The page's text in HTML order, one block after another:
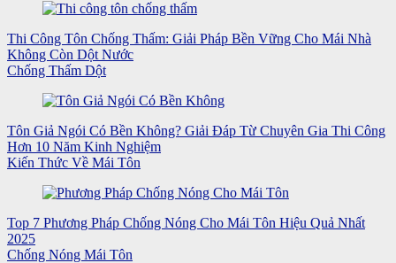
Thi Công Tôn Chống Thấm: Giải Pháp Bền Vững Cho Mái Nhà
Không Còn Dột Nước
Chống Thấm Dột
Tôn Giả Ngói Có Bền Không? Giải Đáp Từ Chuyên Gia Thi Công
Hơn 10 Năm Kinh Nghiệm
Kiến Thức Về Mái Tôn
Top 7 Phương Pháp Chống Nóng Cho Mái Tôn Hiệu Quả Nhất
2025
Chống Nóng Mái Tôn